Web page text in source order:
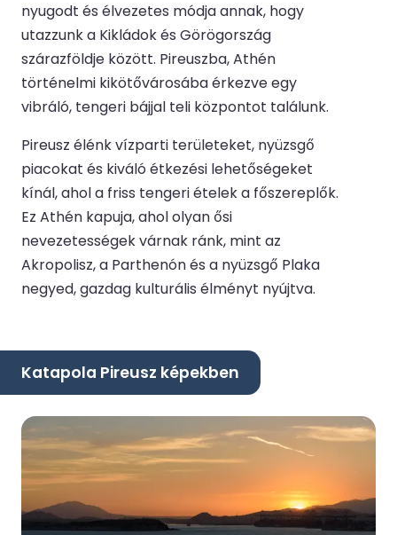
nyugodt és élvezetes módja annak, hogy
utazzunk a Kikládok és Görögország
szárazföldje között. Pireuszba, Athén
történelmi kikötővárosába érkezve egy
vibráló, tengeri bájjal teli központot találunk.
Pireusz élénk vízparti területeket, nyüzsgő
piacokat és kiváló étkezési lehetőségeket
kínál, ahol a friss tengeri ételek a főszereplők.
Ez Athén kapuja, ahol olyan ősi
nevezetességek várnak ránk, mint az
Akropolisz, a Parthenón és a nyüzsgő Plaka
negyed, gazdag kulturális élményt nyújtva.
Katapola Pireusz képekben